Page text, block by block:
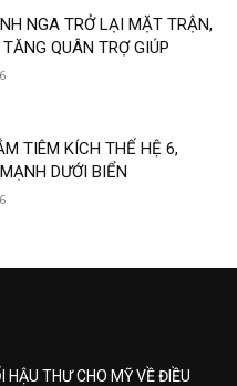
NGA TRỞ LẠI MẶT TRẬN,
QUÂN TRỢ GIÚP
TIÊM KÍCH THẾ HỆ 6,
DƯỚI BIỂN
HẬU THƯ CHO MỸ VỀ ĐIỀU